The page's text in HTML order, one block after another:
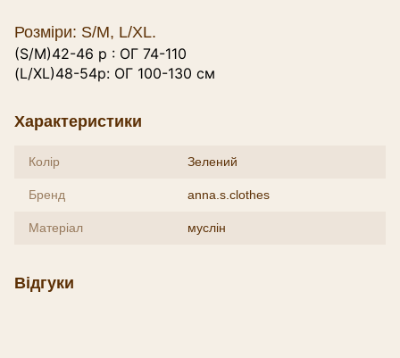
Розміри: S/M, L/XL.
(S/M)42-46 р : ОГ 74-110
(L/XL)48-54р: ОГ 100-130 см
Характеристики
Колір Зелений
Бренд anna.s.clothes
Матеріал муслін
Відгуки